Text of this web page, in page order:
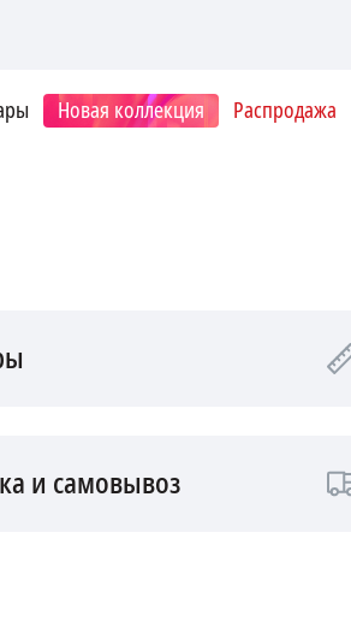
Новая коллекция Распродажа
и самовывоз